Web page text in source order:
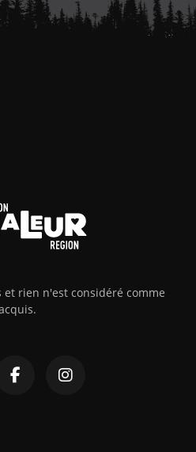
et rien n'est considéré comme